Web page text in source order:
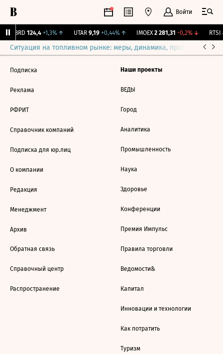
Войти
ABRD 124,4 +1,3%↑ UTAR 9,19 +0,44%↑ IMOEX 2 281,31 -0,2%↓ RTSI
Ситуация на топливном рынке: меры, динамика, прогнозы
Подписка
Реклама
РФРИТ
Справочник компаний
Подписка для юр.лиц
О компании
Редакция
Менеджмент
Архив
Обратная связь
Справочный центр
Распространение
Наши проекты
ВЕДЫ
Город
Аналитика
Промышленность
Наука
Здоровье
Конференции
Премия Импульс
Правила торговли
Ведомости&
Капитал
Инновации и технологии
Как потратить
Туризм